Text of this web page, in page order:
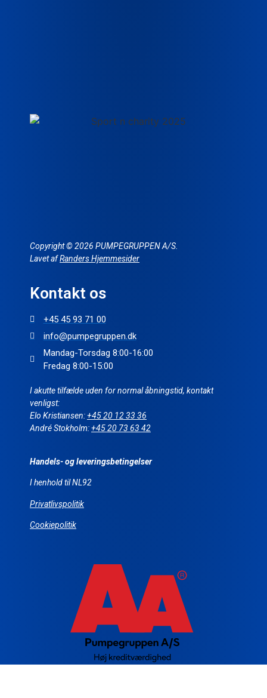
Kontakt os
+45 45 93 71 00
info@pumpegruppen.dk
Mandag-Torsdag 8:00-16:00
Fredag 8:00-15:00
I akutte tilfælde uden for normal åbningstid, kontakt
venligst:
Elo Kristiansen:+45 20 12 33 36
André Stokholm:+45 20 73 63 42
Handels- og leveringsbetingelser
I henhold til NL92
Privatlivspolitik
Cookiepolitik
Copyright © 2026 PUMPEGRUPPEN A/S.
Lavet afRanders Hjemmesider